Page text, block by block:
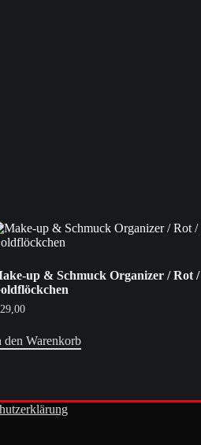
up & Schmuck Organizer / Rot /
29,00
den Warenkorb